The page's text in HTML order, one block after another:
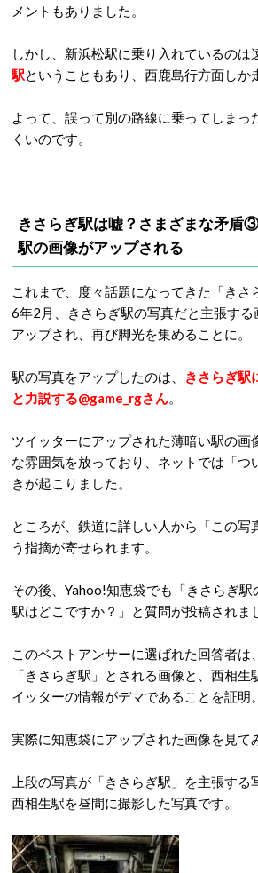
メントもありました。
しかし、新浜松駅に乗り入れているのは
駅ということもあり、西鹿島行方面しか
よって、誤って別の路線に乗ってしまっ
くいのです。
きさらぎ駅は嘘？さまざまな矛
駅の画像がアップされる
これまで、度々話題になってきた「きさ
6年2月、きさらぎ駅の写真だと主張する
アップされ、再び脚光を集めることに。
駅の写真をアップしたのは、
きさらぎ駅
と力説する@game_rgさん。
ツイッターにアップされた薄暗い駅の画
な雰囲気を放っており、ネットでは「つ
きが起こりました。
ところが、鉄道に詳しい人から「この写
う指摘が寄せられます。
その後、Yahoo!知恵袋でも「きさらぎ駅
駅はどこですか？」と質問が投稿されま
このベストアンサーに選ばれた回答者は
「きさらぎ駅」とされる画像と、西相
イッターの情報がデマであることを証明。
実際に知恵袋にアップされた画像を見て
上段の写真が「きさらぎ駅」を主張す
西相生駅を昼間に撮影した写真です。